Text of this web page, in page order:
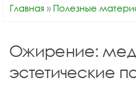
Главная » Полезные
Ожирение:
эстетические